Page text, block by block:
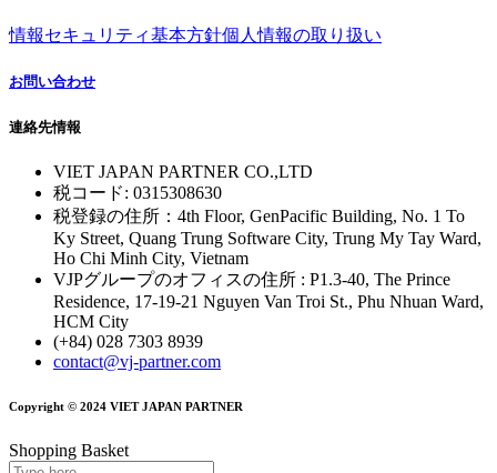
情報セキュリティ基本方針個人情報の取り扱い
お問い合わせ
連絡先情報
VIET JAPAN PARTNER CO.,LTD
税コード: 0315308630
税登録の住所：4th Floor, GenPacific Building, No. 1 To
Ky Street, Quang Trung Software City, Trung My Tay Ward,
Ho Chi Minh City, Vietnam
VJPグループのオフィスの住所 : P1.3-40, The Prince
Residence, 17-19-21 Nguyen Van Troi St., Phu Nhuan Ward,
HCM City
(+84) 028 7303 8939
contact@vj-partner.com
Copyright © 2024 VIET JAPAN PARTNER
Shopping Basket